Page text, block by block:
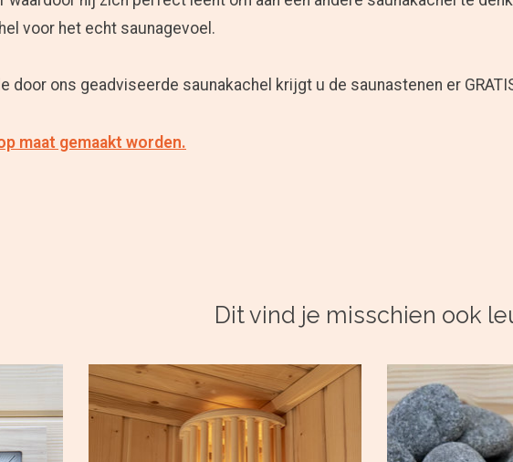
voor het echt saunagevoel.
door ons geadviseerde saunakachel krijgt u de saunastenen er
maat gemaakt worden.
Dit vind je misschien ook